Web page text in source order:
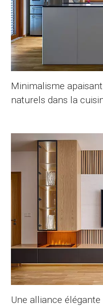
Minimalisme
naturels dans la
Une alliance